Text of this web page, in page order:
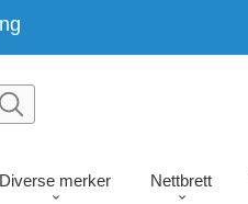
Diverse merker Nettbrett